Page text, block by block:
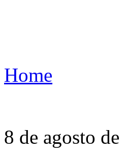
Home
8 de agosto